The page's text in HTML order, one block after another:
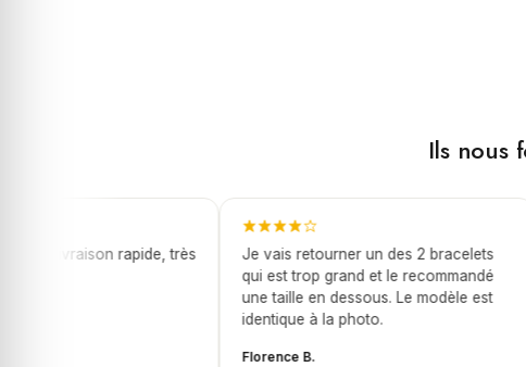
Ils nous
livraison rapide, très
Je vais retourner un des 2 bracelets
qui est trop grand et le recommandé
une taille en dessous. Le modèle est
identique à la photo.
Florence B.